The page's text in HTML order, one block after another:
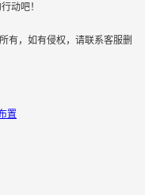
动吧！
有，如有侵权，请联系客服删
置